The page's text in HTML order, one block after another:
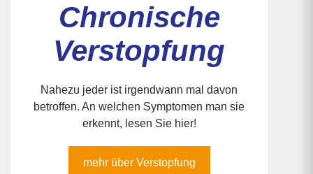
Chronische
Verstopfung
Nahezu jeder ist irgendwann mal davon
betroffen. An welchen Symptomen man sie
erkennt, lesen Sie hier!
mehr über Verstopfung